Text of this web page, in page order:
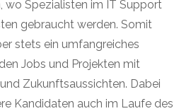
wo Spezialisten im IT Support
gebraucht werden. Somit
stets ein umfangreiches
Jobs und Projekten mit
Zukunftsaussichten. Dabei
Kandidaten auch im Laufe des